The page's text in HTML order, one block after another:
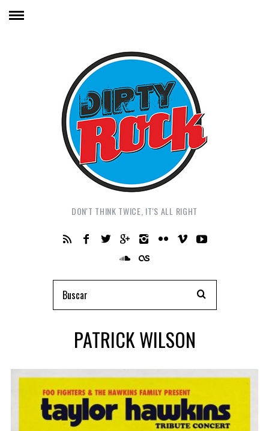
DON'T THINK TWICE, IT'S ALL RIGHT
PATRICK WILSON